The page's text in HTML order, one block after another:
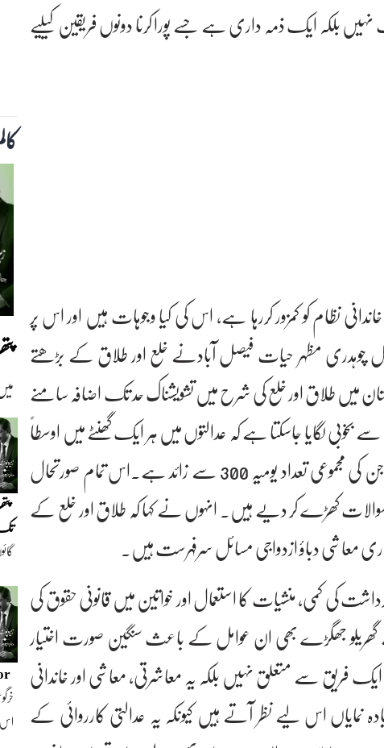
بلکہ ایک ذمہ داری ہے جسے پورا کرنا دونوں فریقین کیلیے
نظام کو کمزور کررہا ہے، اس کی کیا وجوہات ہیں اور اس پر
چوہدری مظہر حیات فیصل آبادنے خلع اور طلاق کے بڑھتے
میں طلاق اور خلع کی شرح میں تشویشناک حد تک اضافہ سامنے
لگایا جاسکتا ہے کہ عدالتوں میں ہر ایک گھنٹے میں اوسطاً
38 خلع اور نان نفقہ کے کیسز دائر ہو رہے ہیں جن کی مجموعی تعداد یومیہ 300 سے زائد ہے۔اس تمام صورتحال
کھڑے کر دیے ہیں۔ انہوں نے کہا کہ طلاق اور خلع کے
معاشی دباؤ ازدواجی مسائل سرفہرست ہیں۔
کی کمی، منشیات کا استعمال اور خواتین میں قانونی حقوق کی
جھگڑے بھی ان عوامل کے باعث سنگین صورت اختیار
فریق سے متعلق نہیں بلکہ یہ معاشرتی، معاشی اور خاندانی
اس لیے نظر آتے ہیں کیونکہ یہ عدالتی کارروائی کے